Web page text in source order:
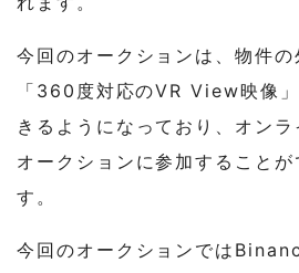
今回のオークションは、物件
「360度対応のVR View映像
きるようになっており、オンラ
オークションに参加することが
す。
今回のオークションでは